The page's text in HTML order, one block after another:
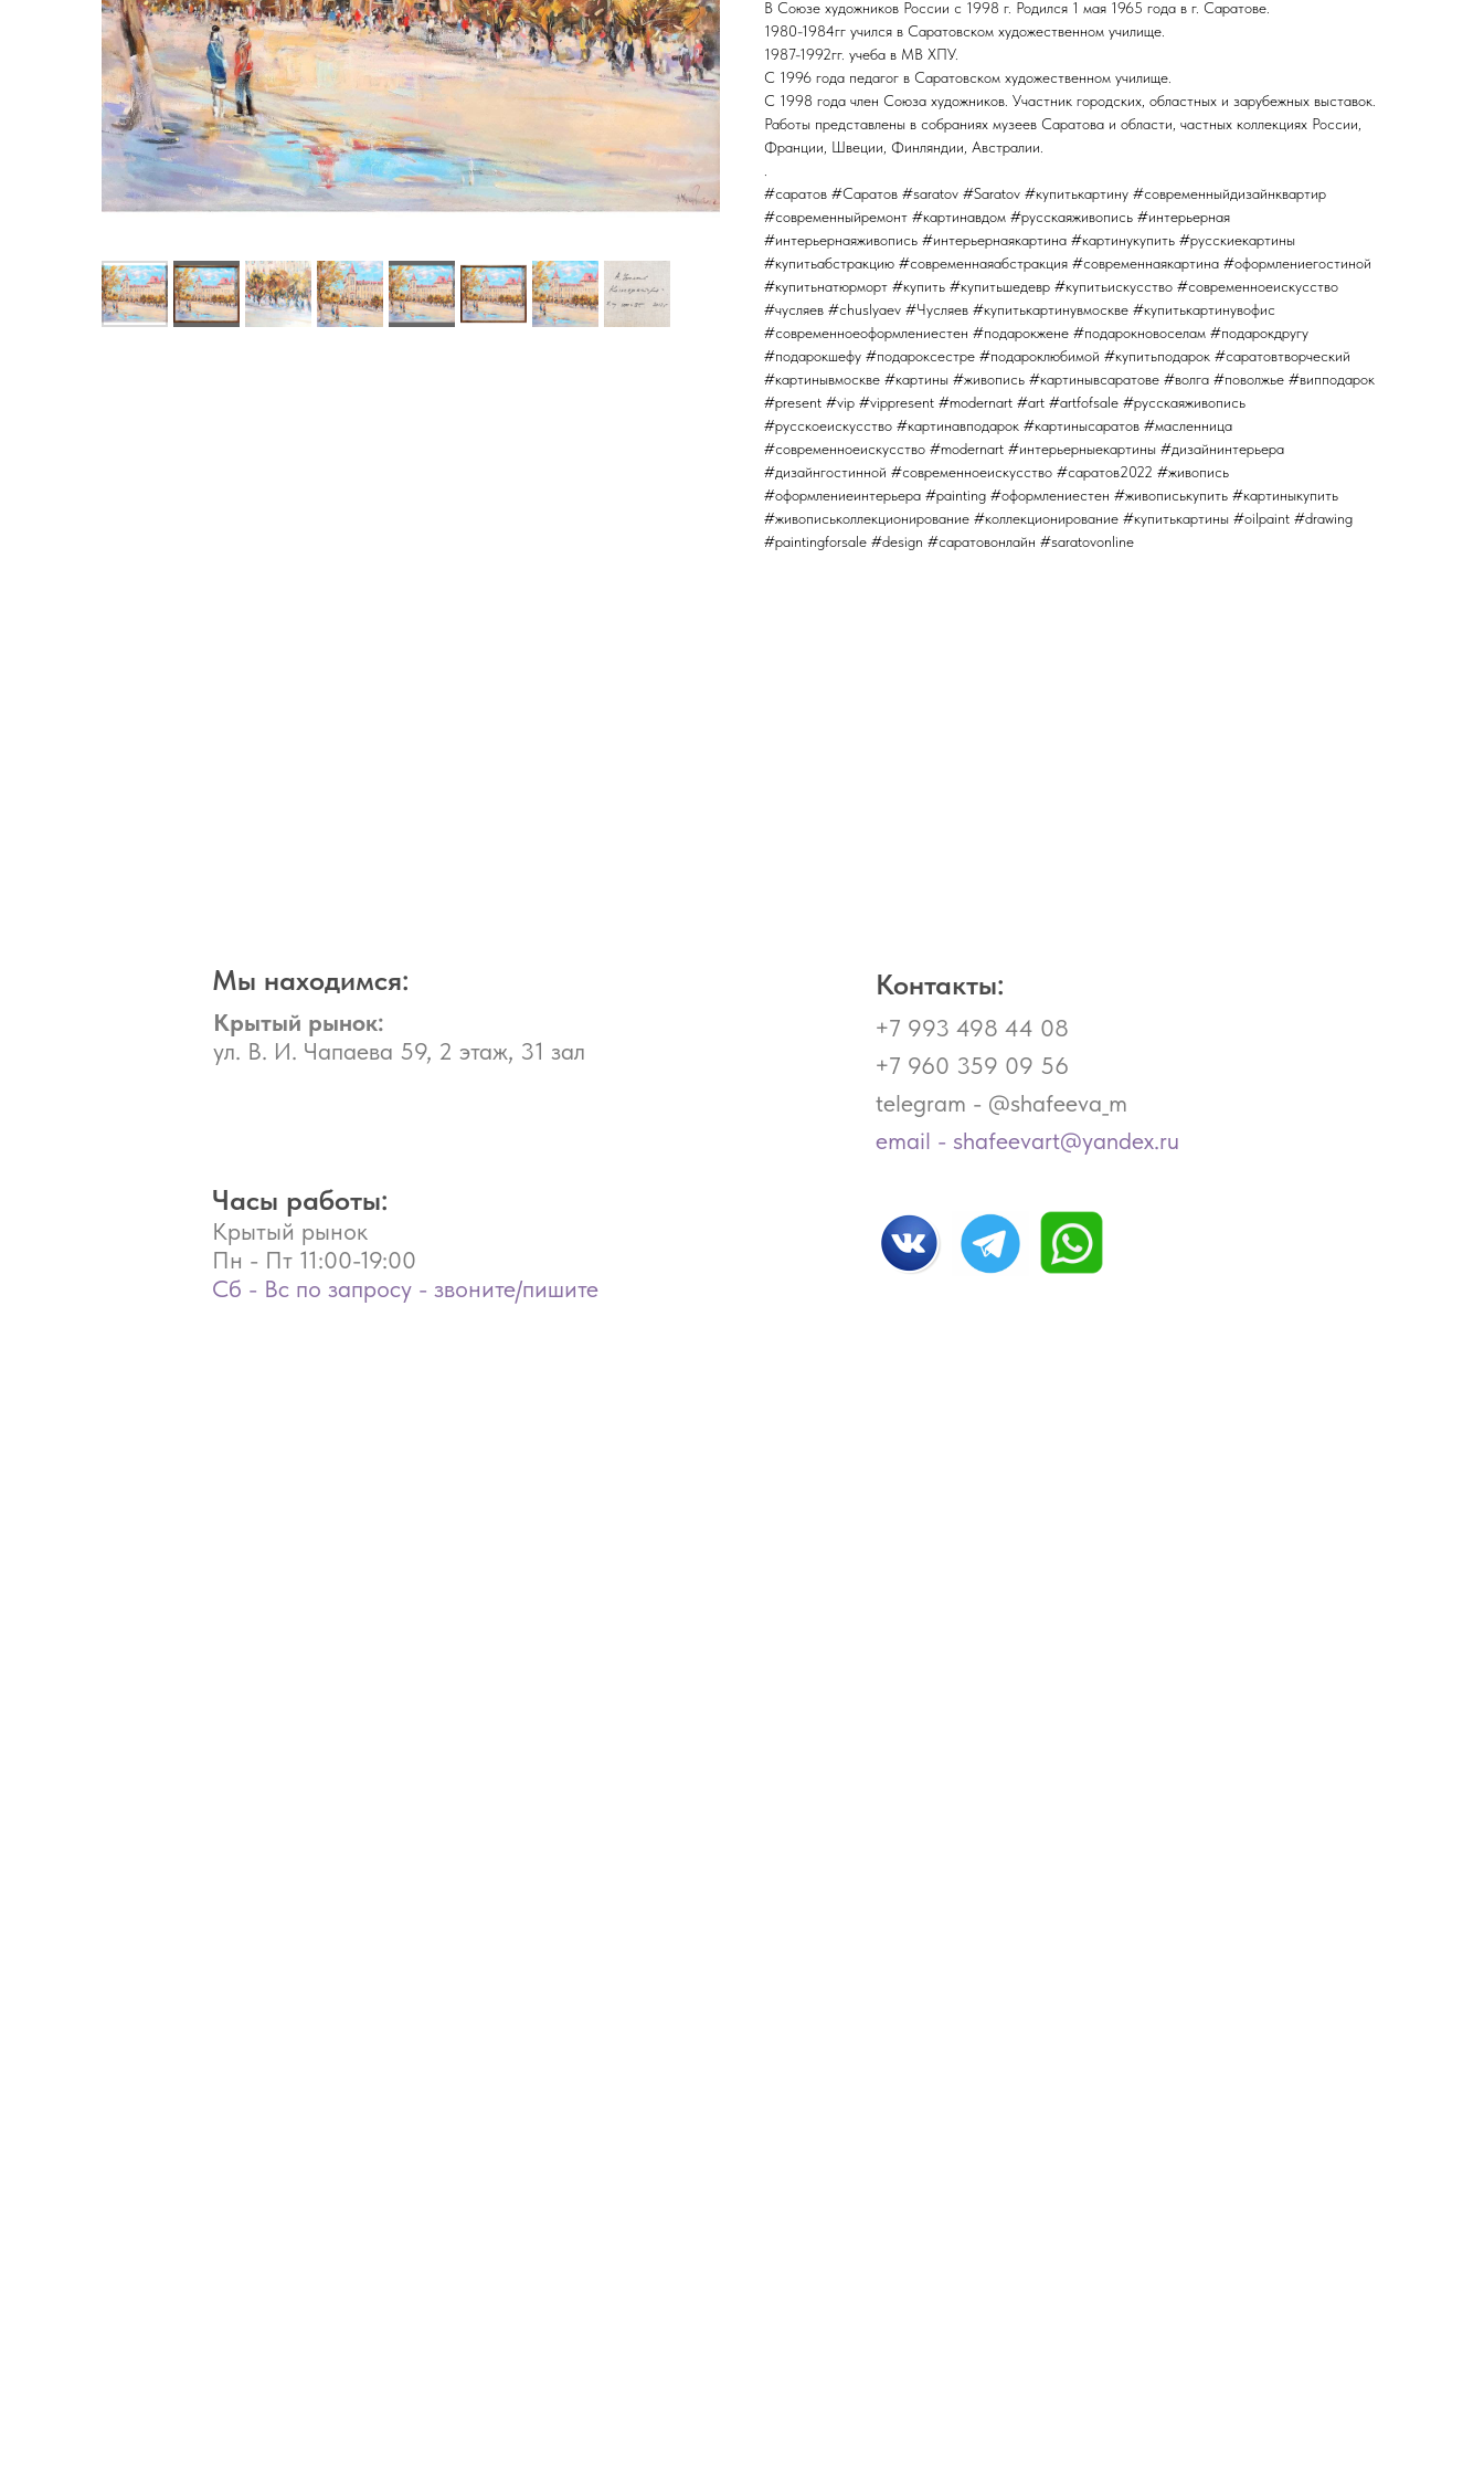
В Союзе художников России с 1998 г. Родился 1 мая 1965 года в г. Саратове.
1980-1984гг учился в Саратовском художественном училище.
1987-1992гг. учеба в МВ ХПУ.
С 1996 года педагог в Саратовском художественном училище.
С 1998 года член Союза художников. Участник городских, областных и зарубежных выставок.
Работы представлены в собраниях музеев Саратова и области, частных коллекциях России,
Франции, Швеции, Финляндии, Австралии.
#саратов #Саратов #saratov #Saratov #купитькартину #современныйдизайнквартир
#современныйремонт #картинавдом #русскаяживопись #интерьерная
#интерьернаяживопись #интерьернаякартина #картинукупить #русскиекартины
#купитьабстракцию #современнаяабстракция #современнаякартина #оформлениегостиной
#купитьнатюрморт #купить #купитьшедевр #купитьискусство #современноеискусство
#чусляев #chuslyaev #Чусляев #купитькартинувмоскве #купитькартинувофис
#современноеоформлениестен #подарокжене #подарокновоселам #подарокдругу
#подарокшефу #подароксестре #подароклюбимой #купитьподарок #саратовтворческий
#картинывмоскве #картины #живопись #картинывсаратове #волга #поволжье #випподарок
#present #vip #vippresent #modernart #art #artfofsale #русскаяживопись
#русскоеискусство #картинавподарок #картинысаратов #масленница
#современноеискусство #modernart #интерьерныекартины #дизайнинтерьера
#дизайнгостинной #современноеискусство #саратов2022 #живопись
#оформлениеинтерьера #painting #оформлениестен #живописькупить #картиныкупить
#живописьколлекционирование #коллекционирование #купитькартины #oilpaint #drawing
#paintingforsale #design #саратовонлайн #saratovonline
+7 993 498 44 08
+7 960 359 09 56
Крытый рынок:
ул. В. И. Чапаева 59, 2 этаж, 31 зал
Мы находимся: Контакты:
Крытый рынок
Пн - Пт 11:00-19:00
Сб - Вс по запросу - звоните/пишите
Часы работы:
telegram - @shafeeva_m
email - shafeevart@yandex.ru